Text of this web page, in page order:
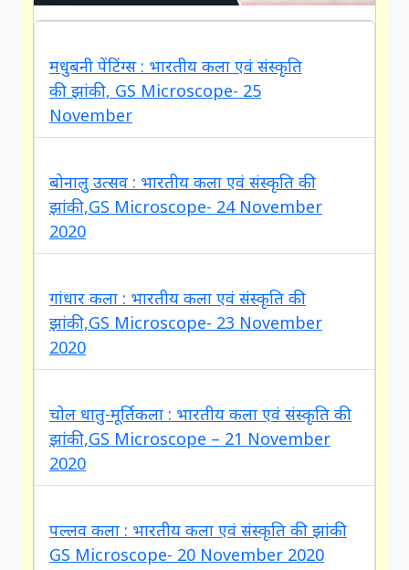
मधुबनी पेंटिंग्स : भारतीय कला एवं संस्कृति
की झांकी, GS Microscope- 25
November
बोनालु उत्सव : भारतीय कला एवं संस्कृति की
झांकी,GS Microscope- 24 November
2020
गांधार कला : भारतीय कला एवं संस्कृति की
झांकी,GS Microscope- 23 November
2020
चोल धातु-मूर्तिकला : भारतीय कला एवं संस्कृति की
झांकी,GS Microscope – 21 November
2020
पल्लव कला : भारतीय कला एवं संस्कृति की झांकी
GS Microscope- 20 November 2020